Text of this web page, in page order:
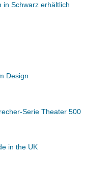
in Schwarz erhältlich
Design
Serie Theater 500
in the UK